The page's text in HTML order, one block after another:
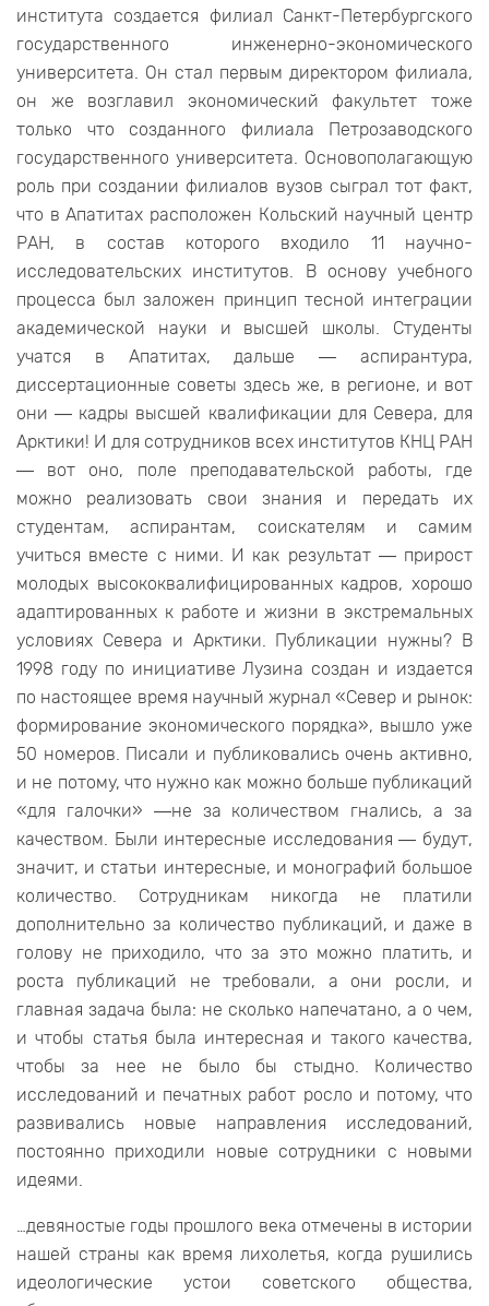
института создается филиал Санкт-Петербургского
государственного инженерно-экономического
университета. Он стал первым директором филиала,
он же возглавил экономический факультет тоже
только что созданного филиала Петрозаводского
государственного университета. Основополагающую
роль при создании филиалов вузов сыграл тот факт,
что в Апатитах расположен Кольский научный центр
РАН, в состав которого входило 11 научно-
исследовательских институтов. В основу учебного
процесса был заложен принцип тесной интеграции
академической науки и высшей школы. Студенты
учатся в Апатитах, дальше ― аспирантура,
диссертационные советы здесь же, в регионе, и вот
они ― кадры высшей квалификации для Севера, для
Арктики! И для сотрудников всех институтов КНЦ РАН
― вот оно, поле преподавательской работы, где
можно реализовать свои знания и передать их
студентам, аспирантам, соискателям и самим
учиться вместе с ними. И как результат ― прирост
молодых высококвалифицированных кадров, хорошо
адаптированных к работе и жизни в экстремальных
условиях Севера и Арктики. Публикации нужны? В
1998 году по инициативе Лузина создан и издается
по настоящее время научный журнал «Север и рынок:
формирование экономического порядка», вышло уже
50 номеров. Писали и публиковались очень активно,
и не потому, что нужно как можно больше публикаций
«для галочки» ―не за количеством гнались, а за
качеством. Были интересные исследования ― будут,
значит, и статьи интересные, и монографий большое
количество. Сотрудникам никогда не платили
дополнительно за количество публикаций, и даже в
голову не приходило, что за это можно платить, и
роста публикаций не требовали, а они росли, и
главная задача была: не сколько напечатано, а о чем,
и чтобы статья была интересная и такого качества,
чтобы за нее не было бы стыдно. Количество
исследований и печатных работ росло и потому, что
развивались новые направления исследований,
постоянно приходили новые сотрудники с новыми
идеями.
…девяностые годы прошлого века отмечены в истории
нашей страны как время лихолетья, когда рушились
идеологические устои советского общества,